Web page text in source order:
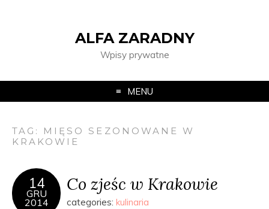
ALFA ZARADNY
Wpisy prywatne
MENU
TAG: MIĘSO SEZONOWANE W
KRAKOWIE
14
GRU
2014
Co zjeśc w Krakowie
categories: kulinaria